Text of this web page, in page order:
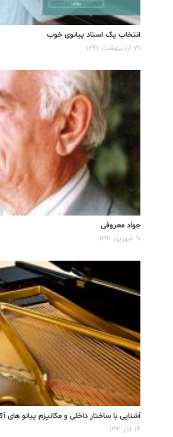
انتخاب یک استاد پیانوی خوب
۳۱ اردیبهشت ۱۳۹۷
جواد معروفی
۱۱ شهریور ۱۳۹۱
آشنایی با ساختار داخلی و مکانیزم پیانو
۱۴ آذر ۱۳۹۱